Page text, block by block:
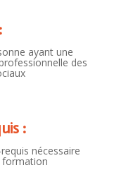
ayant une
des
:
nécessaire